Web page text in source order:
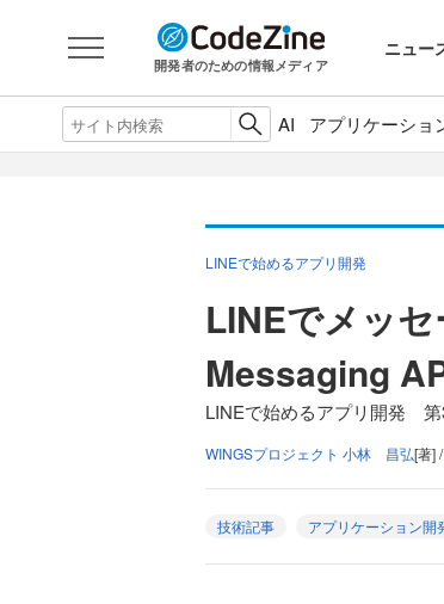
開発者のための情報メディア
ニュー
AI アプリケーショ
LINEで始めるアプリ開発
LINEでメッセ
Messaging
LINEで始めるアプリ開発 第
WINGSプロジェクト 小林 昌弘[著] /
技術記事 アプリケーション開